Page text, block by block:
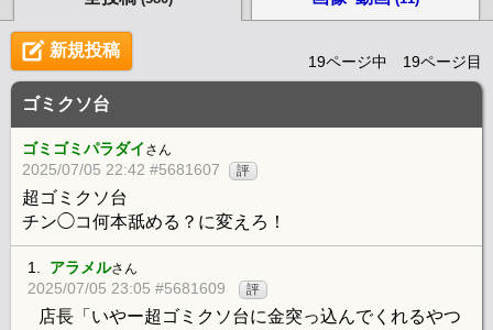
新規投稿
19ページ中 19ページ目
ゴミクソ台
ゴミゴミパラダイ さん
2025/07/05 22:42 #5681607 評
超ゴミクソ台
チン◯コ何本舐める？に変えろ！
1. アラメルさん
2025/07/05 23:05 #5681609 評
店長「いやー超ゴミクソ台に金突っ込んでくれるやつ